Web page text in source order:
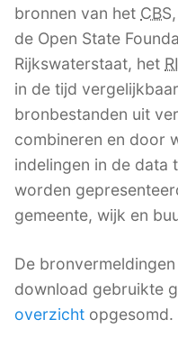
bronnen van het CBS
de Open State
Rijkswaterstaat, het
in de tijd
bronbestanden uit
combineren en door
indelingen in de data
worden
gemeente, wijk en
De
download gebruikte
overzicht opgesomd.